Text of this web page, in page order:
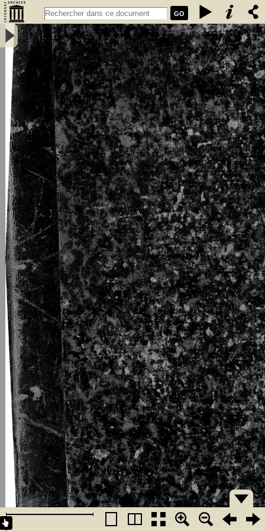
GO
L\'émigration bretonne en Armorique du Ve au VIIe siècle de notre
ère : thèse pour le doctorat - Loth, Joseph (1847-1934)